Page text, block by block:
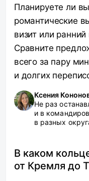
Планируете ли
романтические
визит или
Сравните
всего за пару
и долгих
Ксения
Не раз
и в
в разных
В каком
от Кремля до